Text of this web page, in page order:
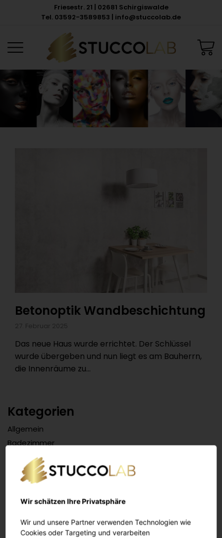
Friesestr. 21 | 02681 Schirgiswalde
Tel. 03592-3589853 | info@stuccolab.de
Betonoptik Wandbeschichtung
27. Februar 2025
Das neue Haus wurde errichtet. Der Schlüssel
wurde übergeben und nun liegt es am Bauherrn,
die Innenräume zu...
Kategorien
Allgemein
Badezimmer
Betonoptik
Stucco Veneziano
Wir schätzen Ihre Privatsphäre
Wir und unsere Partner verwenden Technologien wie
Cookies oder Targeting und verarbeiten